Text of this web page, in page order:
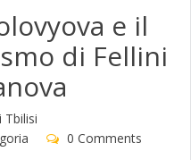
e il
di Fellini
Tbilisi
0 Comments